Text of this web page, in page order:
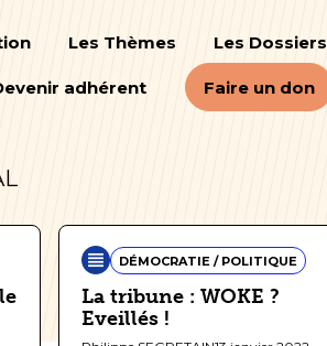
Les Thèmes Les Dossiers
adhérent Faire un don
DÉMOCRATIE / POLITIQUE
La tribune : WOKE ?
Eveillés !